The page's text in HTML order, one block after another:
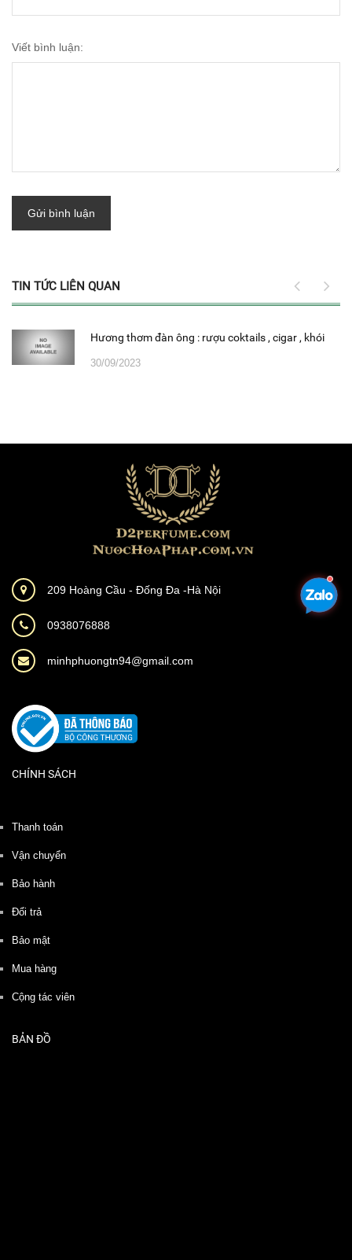
Viết bình luận:
Gửi bình luận
TIN TỨC LIÊN QUAN
Hương thơm đàn ông : rượu coktails , cigar , khói
30/09/2023
209 Hoàng Cầu - Đống Đa -Hà Nội
0938076888
minhphuongtn94@gmail.com
CHÍNH SÁCH
Thanh toán
Vận chuyển
Bảo hành
Đổi trả
Bảo mật
Mua hàng
Cộng tác viên
BẢN ĐỒ